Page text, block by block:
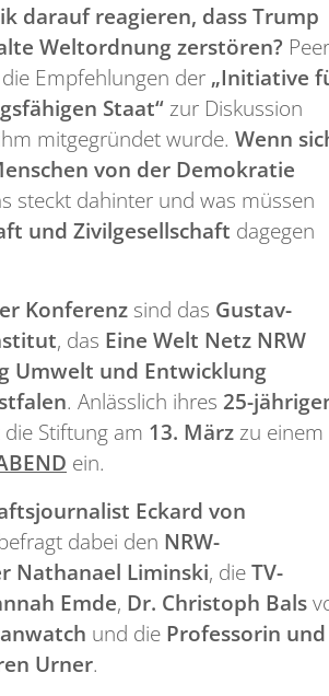
darauf reagieren, dass Trump
Weltordnung zerstören? Peer
Empfehlungen der „Initiative
Staat“zur Diskussion
mitgegründet wurde. Wenn
von der Demokratie
steckt dahinter und was müssen
und Zivilgesellschaft dagegen
Konferenz sind das Gustav-
, das Eine Welt Netz NRW
Umwelt und Entwicklung
. Anlässlich ihres 25-
die Stiftung am 13. Märzzu einem
ein.
Eckard von
dabei den NRW-
Nathanael Liminski, dieTV-
Emde, Dr. Christoph Bals
und die Professorin und
Urner.